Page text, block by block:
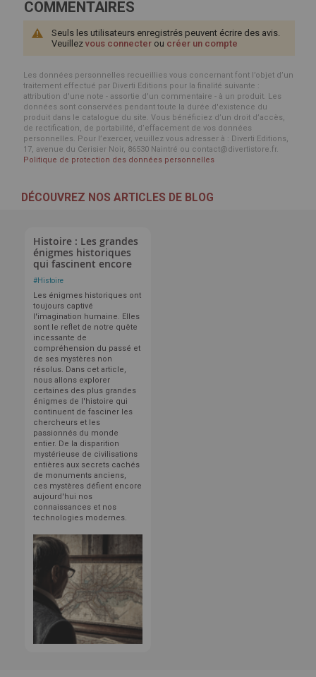
COMMENTAIRES
Seuls les utilisateurs enregistrés peuvent écrire des avis.
Veuillez vous connecter ou créer un compte
Les données personnelles recueillies vous concernant font l’objet d’un
traitement effectué par Diverti Editions pour la finalité suivante :
attribution d'une note - assortie d'un commentaire - à un produit. Les
données sont conservées pendant toute la durée d'existence du
produit dans le catalogue du site. Vous bénéficiez d’un droit d’accès,
de rectification, de portabilité, d’effacement de vos données
personnelles. Pour l’exercer, veuillez vous adresser à : Diverti Editions,
17, avenue du Cerisier Noir, 86530 Naintré ou contact@divertistore.fr.
Politique de protection des données personnelles
DÉCOUVREZ NOS ARTICLES DE BLOG
Histoire : Les grandes
énigmes historiques
qui fascinent encore
#Histoire
Les énigmes historiques ont
toujours captivé
l'imagination humaine. Elles
sont le reflet de notre quête
incessante de
compréhension du passé et
de ses mystères non
résolus. Dans cet article,
nous allons explorer
certaines des plus grandes
énigmes de l'histoire qui
continuent de fasciner les
chercheurs et les
passionnés du monde
entier. De la disparition
mystérieuse de civilisations
entières aux secrets cachés
de monuments anciens,
ces mystères défient encore
aujourd'hui nos
connaissances et nos
technologies modernes.